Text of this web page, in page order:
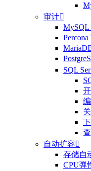
审计
MySQL
SQL
自动扩容
存储自
CPU弹